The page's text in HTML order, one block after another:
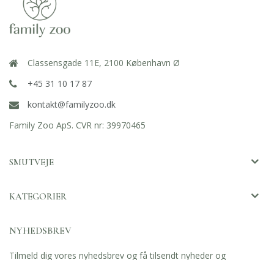
Classensgade 11E, 2100 København Ø
+45 31 10 17 87
kontakt@familyzoo.dk
Family Zoo ApS. CVR nr: 39970465
SMUTVEJE
KATEGORIER
NYHEDSBREV
Tilmeld dig vores nyhedsbrev og få tilsendt nyheder og